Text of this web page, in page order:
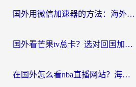
国外用微信加速器的方法：海外党无缝连接国内生活的实用指南
国外看芒果tv总卡？选对回国加速器，轻松追《浪姐》不费劲
在国外怎么看nba直播网站？海外党专属体育观赛指南，告别地区限制！